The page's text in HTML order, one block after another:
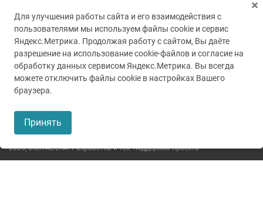
2026,DIGITAL.ERA. Разработка и тех. поддержка проекта
Для улучшения работы сайта и его взаимодействия с
пользователями мы используем файлы cookie и сервис
Яндекс.Метрика. Продолжая работу с сайтом, Вы даёте
разрешение на использование cookie-файлов и согласие на
обработку данных сервисом Яндекс.Метрика. Вы всегда
можете отключить файлы cookie в настройках Вашего
браузера.
Принять